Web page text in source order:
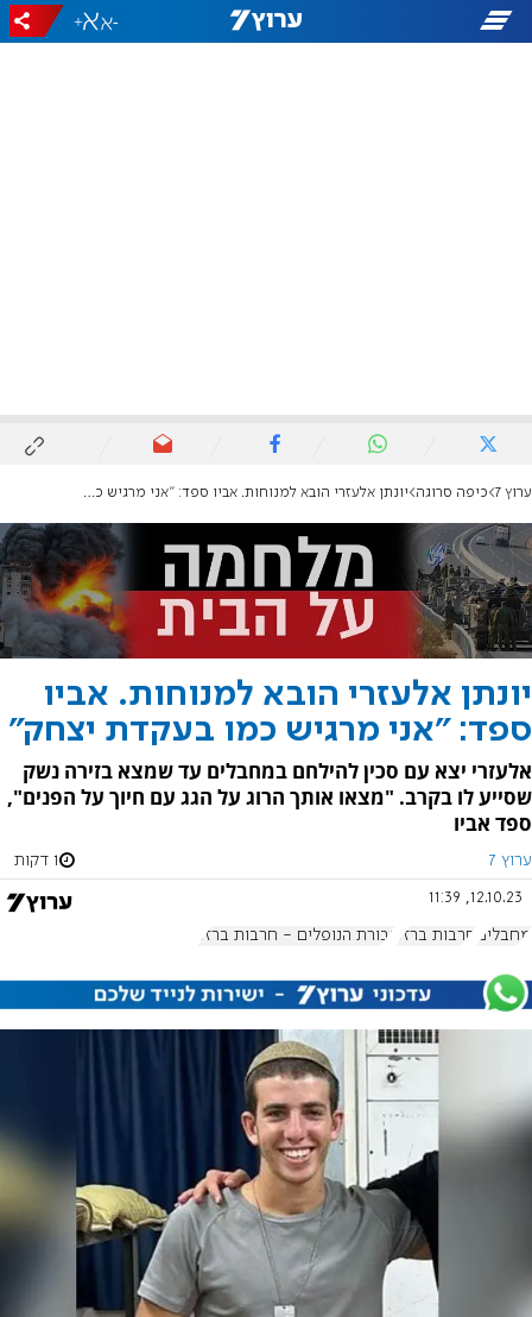
-
+
ערוץ 7 כיפה סרוגה יונתן אלעזרי הובא למנוחות. אביו ספד: "אני מרגיש כמו בעקדת יצחק"
יונתן אלעזרי הובא למנוחות. אביו
ספד: "אני מרגיש כמו בעקדת יצחק"
אלעזרי יצא עם סכין להילחם במחבלים עד שמצא בזירה נשק
שסייע לו בקרב. "מצאו אותך הרוג על הגג עם חיוך על הפנים",
ספד אביו
ערוץ 7 1 דקות
12.10.23, 11:39
מחבלים חרבות ברזל גבורת הנופלים - חרבות ברזל